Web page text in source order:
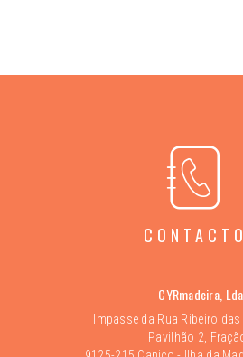
CYRmadeira, Lda.
Impasse da Rua Ribeiro das
Pavilhão 2,